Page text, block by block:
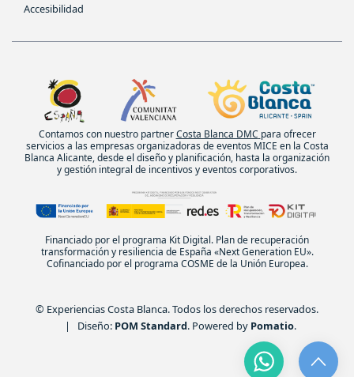
Accesibilidad
Contamos con nuestro partnerCosta Blanca DMC para ofrecer
servicios a las empresas organizadoras de eventos MICE en la Costa
Blanca Alicante, desde el diseño y planificación, hasta la organización
y gestión integral de incentivos y eventos corporativos.
Financiado por el programa Kit Digital. Plan de recuperación
transformación y resiliencia de España «Next Generation EU».
Cofinanciado por el programa COSME de la Unión Europea.
© Experiencias Costa Blanca. Todos los derechos reservados.
| Diseño: POM Standard. Powered by Pomatio.